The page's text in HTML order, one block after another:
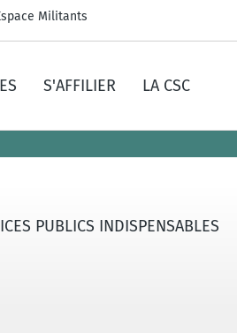
Militants
S'AFFILIER LA CSC
PUBLICS INDISPENSABLES